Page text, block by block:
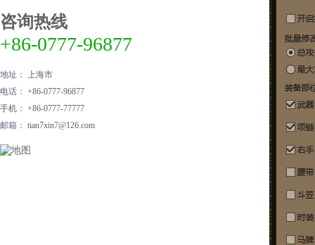
咨询热线
+86-0777-96877
地址： 上海市
电话： +86-0777-96877
手机： +86-0777-77777
邮箱： tian7xin7@126.com